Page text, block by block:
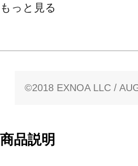
もっと見る
©2018 EXNOA LLC /
商品説明